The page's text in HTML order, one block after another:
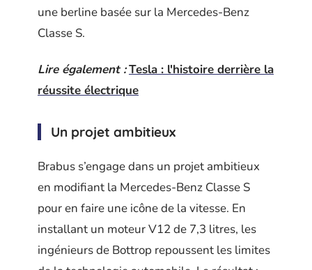
une berline basée sur la Mercedes-Benz
Classe S.
Lire également :Tesla : l'histoire derrière la
réussite électrique
Un projet ambitieux
Brabus s’engage dans un projet ambitieux
en modifiant la Mercedes-Benz Classe S
pour en faire une icône de la vitesse. En
installant un moteur V12 de 7,3 litres, les
ingénieurs de Bottrop repoussent les limites